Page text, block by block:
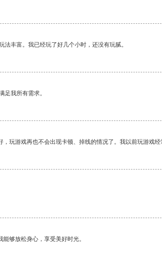
法丰富。我已经玩了好几个小时，还没有玩腻。
足我所有需求。
玩游戏再也不会出现卡顿、掉线的情况了。我以前玩游戏
够放松身心，享受美好时光。